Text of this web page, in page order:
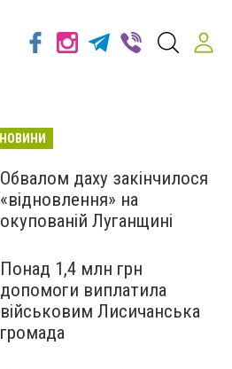
Обвалом даху закінчилося
«відновлення» на
окупованій Луганщині
Понад 1,4 млн грн
допомоги виплатила
військовим Лисичанська
громада